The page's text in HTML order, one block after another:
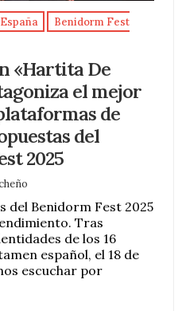
España
Benidorm Fest
«Hartita De
el mejor
de
del
2025
del Benidorm Fest 2025
Tras
de los 16
español, el 18 de
escuchar por